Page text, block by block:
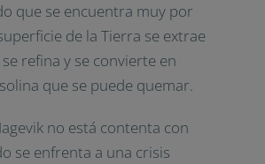
que se encuentra muy por
de la Tierra se extrae
refina y se convierte en
que se puede quemar.
no está contenta con
se enfrenta a una crisis